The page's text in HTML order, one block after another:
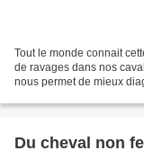
Tout le monde connait
de ravages dans nos
nous permet de mieux
Du cheval non